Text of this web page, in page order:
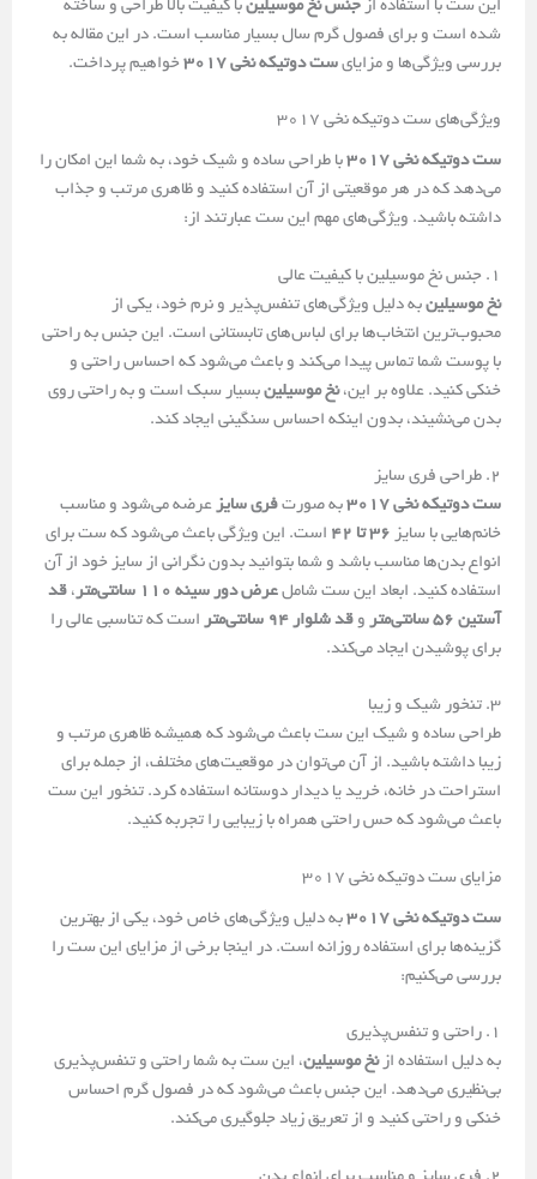
این ست با استفاده از جنس نخ موسیلین با کیفیت بالا طراحی و ساخته
شده است و برای فصول گرم سال بسیار مناسب است. در این مقاله به
بررسی ویژگی‌ها و مزایای ست دوتیکه نخی 3017 خواهیم پرداخت.
ویژگی‌های ست دوتیکه نخی 3017
ست دوتیکه نخی 3017
با طراحی ساده و شیک خود، به شما این امکان را
می‌دهد که در هر موقعیتی از آن استفاده کنید و ظاهری مرتب و جذاب
داشته باشید. ویژگی‌های مهم این ست عبارتند از:
1. جنس نخ موسیلین با کیفیت عالی
نخ موسیلین به دلیل ویژگی‌های تنفس‌پذیر و نرم خود، یکی از
محبوب‌ترین انتخاب‌ها برای لباس‌های تابستانی است. این جنس به راحتی
با پوست شما تماس پیدا می‌کند و باعث می‌شود که احساس راحتی و
خنکی کنید. علاوه بر این،نخ موسیلین بسیار سبک است و به راحتی روی
بدن می‌نشیند، بدون اینکه احساس سنگینی ایجاد کند.
2. طراحی فری سایز
ست دوتیکه نخی 3017
به صورت فری سایز عرضه می‌شود و مناسب
خانم‌هایی با سایز 36 تا 42
است. این ویژگی باعث می‌شود که ست برای
انواع بدن‌ها مناسب باشد و شما بتوانید بدون نگرانی از سایز خود از آن
استفاده کنید. ابعاد این ست شامل عرض دور سینه 110 سانتی‌متر ، قد
آستین 56 سانتی‌متر
و قد شلوار 94 سانتی‌متر
است که تناسبی عالی را
برای پوشیدن ایجاد می‌کند.
3. تنخور شیک و زیبا
طراحی ساده و شیک این ست باعث می‌شود که همیشه ظاهری مرتب و
زیبا داشته باشید. از آن می‌توان در موقعیت‌های مختلف، از جمله برای
استراحت در خانه، خرید یا دیدار دوستانه استفاده کرد. تنخور این ست
باعث می‌شود که حس راحتی همراه با زیبایی را تجربه کنید.
مزایای ست دوتیکه نخی 3017
ست دوتیکه نخی 3017
به دلیل ویژگی‌های خاص خود، یکی از بهترین
گزینه‌ها برای استفاده روزانه است. در اینجا برخی از مزایای این ست را
بررسی می‌کنیم:
1. راحتی و تنفس‌پذیری
به دلیل استفاده ازنخ موسیلین، این ست به شما راحتی و تنفس‌پذیری
بی‌نظیری می‌دهد. این جنس باعث می‌شود که در فصول گرم احساس
خنکی و راحتی کنید و از تعریق زیاد جلوگیری می‌کند.